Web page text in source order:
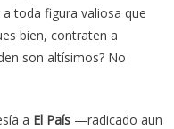
toda figura valiosa que
bien, contraten a
son altísimos? No
a El País—radicado aun